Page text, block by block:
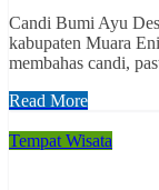
Candi Bumi Ayu
kabupaten Muara
membahas candi,
Read More
Tempat Wisata